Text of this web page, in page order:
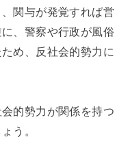
関与が発覚すれば営
、警察や行政が風俗
め、反社会的勢力に
的勢力が関係を持つ
う。